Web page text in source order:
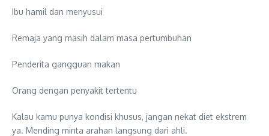
Ibu hamil dan menyusui
Remaja yang masih dalam masa pertumbuhan
Penderita gangguan makan
Orang dengan penyakit tertentu
Kalau kamu punya kondisi khusus, jangan nekat diet ekstrem
ya. Mending minta arahan langsung dari ahli.